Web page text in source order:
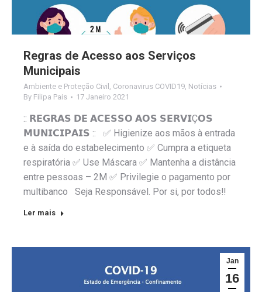
Regras de Acesso aos Serviços
Municipais
Ambiente e Proteção Civil , Coronavirus COVID19, Notícias
By Filipa Pais 17 Janeiro 2021
:: 𝗥𝗘𝗚𝗥𝗔𝗦 𝗗𝗘 𝗔𝗖𝗘𝗦𝗦𝗢 𝗔𝗢𝗦 𝗦𝗘𝗥𝗩𝗜Ç𝗢𝗦
𝗠𝗨𝗡𝗜𝗖𝗜𝗣𝗔𝗜𝗦 :: ✅ Higienize aos mãos à entrada
e à saída do estabelecimento ✅ Cumpra a etiqueta
respiratória ✅ Use Máscara ✅ Mantenha a distância
entre pessoas – 2M ✅ Privilegie o pagamento por
multibanco Seja Responsável. Por si, por todos‼️
Ler mais
Jan
16